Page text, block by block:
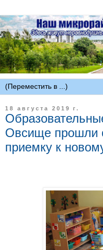
18 августа 2019 г.
Овсище прошли
приемку к